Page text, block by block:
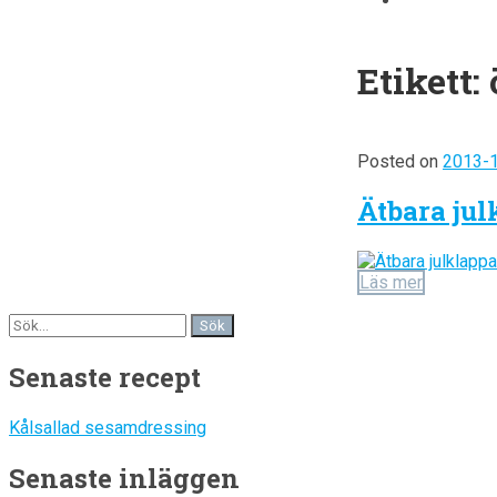
Etikett:
Posted on 2013-
Ätbara
Läs mer
Senaste recept
Kålsallad sesamdressing
Senaste inläggen